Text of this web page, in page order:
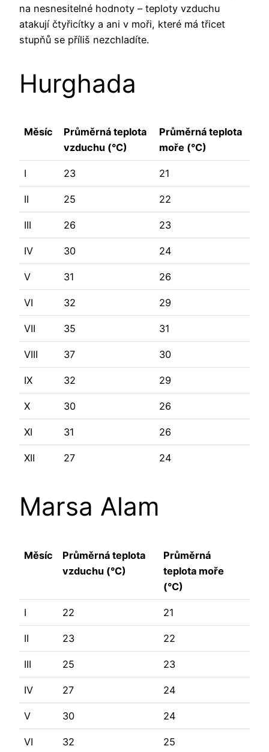
na nesnesitelné hodnoty – teploty vzduchu
atakují čtyřicítky a ani v moři, které má třicet
stupňů se příliš nezchladíte.
Hurghada
Měsíc
Průměrná teplota
vzduchu (°C)
Průměrná teplota
moře (°C)
I 23 21
II 25 22
III 26 23
IV 30 24
V 31 26
VI 32 29
VII 35 31
VIII 37 30
IX 32 29
X 30 26
XI 31 26
XII 27 24
Marsa Alam
Měsíc
Průměrná teplota
vzduchu (°C)
Průměrná
teplota moře
(°C)
I 22 21
II 23 22
III 25 23
IV 27 24
V 30 24
VI 32 25